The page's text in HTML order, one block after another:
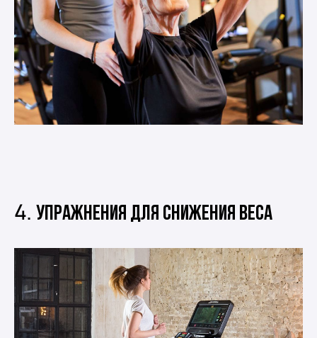
4. Упражнения для снижения веса